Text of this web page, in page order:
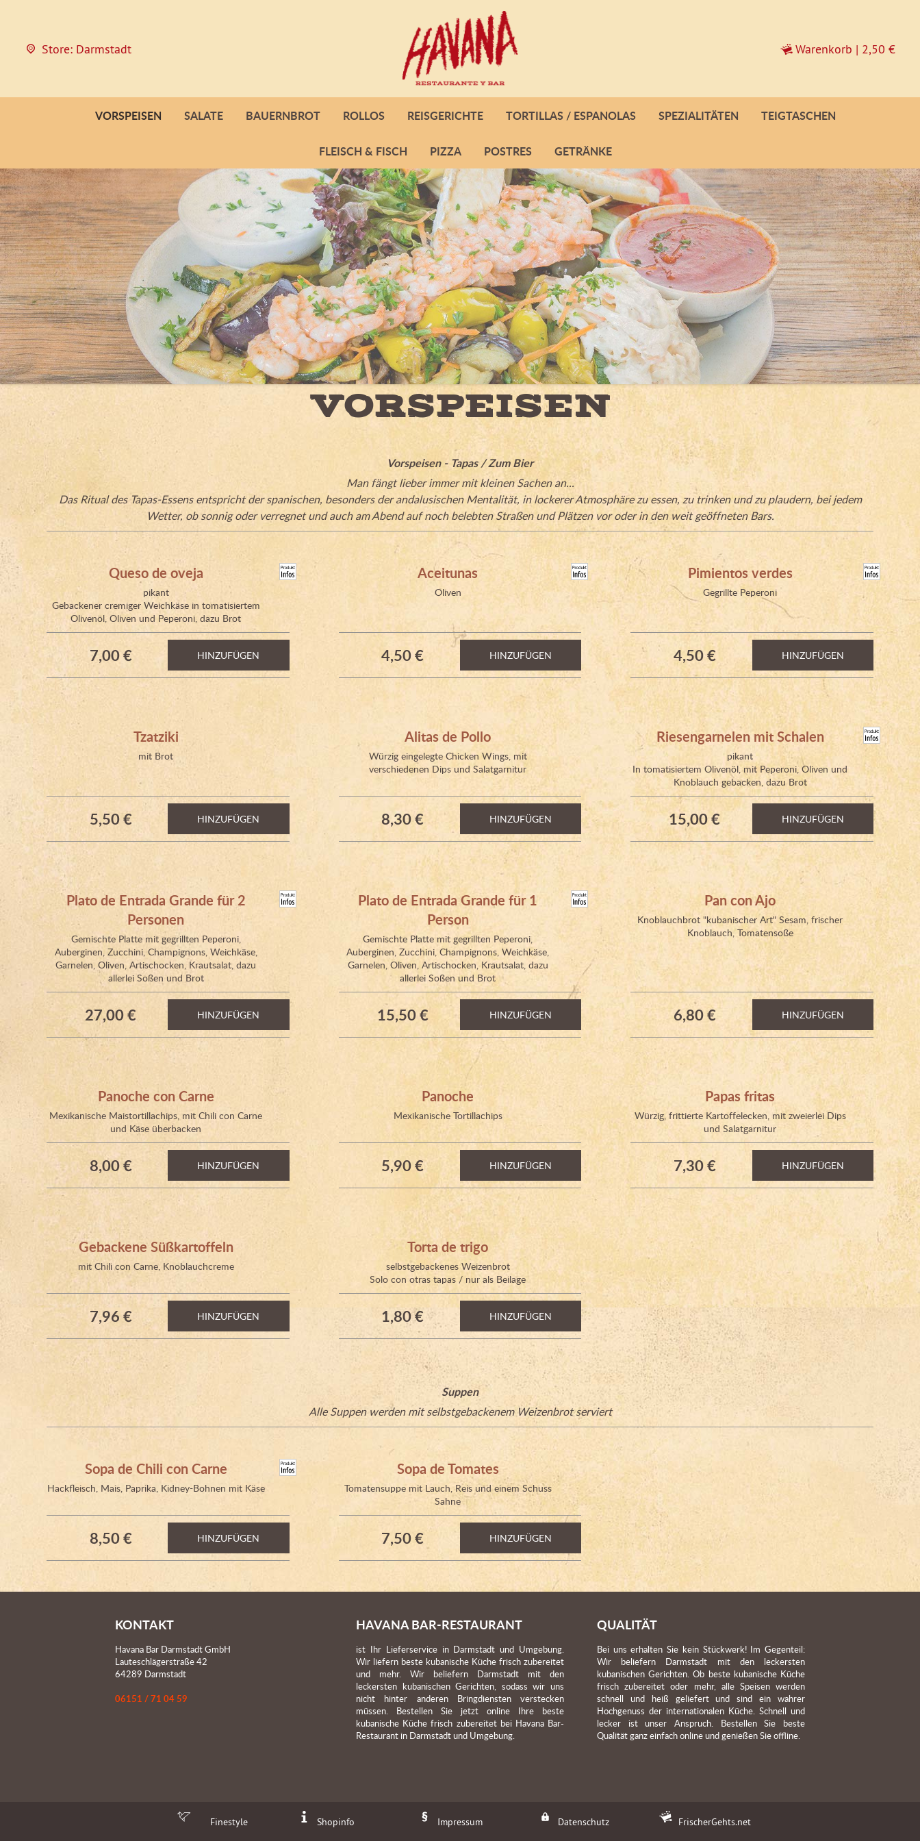
Store: Darmstadt Warenkorb | 2,50 €
VORSPEISEN SALATE BAUERNBROT ROLLOS REISGERICHTE TORTILLAS / ESPANOLAS SPEZIALITÄTEN TEIGTASCHEN
FLEISCH & FISCH PIZZA POSTRES GETRÄNKE
VORSPEISEN
Vorspeisen - Tapas / Zum Bier
Man fängt lieber immer mit kleinen Sachen an...
Das Ritual des Tapas-Essens entspricht der spanischen, besonders der andalusischen Mentalität, in lockerer Atmosphäre zu essen, zu trinken und zu plaudern, bei jedem
Wetter, ob sonnig oder verregnet und auch am Abend auf noch belebten Straßen und Plätzen vor oder in den weit geöffneten Bars.
Queso de oveja
pikant
Gebackener cremiger Weichkäse in tomatisiertem
Olivenöl, Oliven und Peperoni, dazu Brot
7,00 € HINZUFÜGEN
Aceitunas
Oliven
4,50 € HINZUFÜGEN
Pimientos verdes
Gegrillte Peperoni
4,50 € HINZUFÜGEN
Tzatziki
mit Brot
5,50 € HINZUFÜGEN
Alitas de Pollo
Würzig eingelegte Chicken Wings, mit
verschiedenen Dips und Salatgarnitur
8,30 € HINZUFÜGEN
Riesengarnelen mit Schalen
pikant
In tomatisiertem Olivenöl, mit Peperoni, Oliven und
Knoblauch gebacken, dazu Brot
15,00 € HINZUFÜGEN
Plato de Entrada Grande für 2
Personen
Gemischte Platte mit gegrillten Peperoni,
Auberginen, Zucchini, Champignons, Weichkäse,
Garnelen, Oliven, Artischocken, Krautsalat, dazu
allerlei Soßen und Brot
27,00 € HINZUFÜGEN
Plato de Entrada Grande für 1
Person
Gemischte Platte mit gegrillten Peperoni,
Auberginen, Zucchini, Champignons, Weichkäse,
Garnelen, Oliven, Artischocken, Krautsalat, dazu
allerlei Soßen und Brot
15,50 € HINZUFÜGEN
Pan con Ajo
Knoblauchbrot "kubanischer Art" Sesam, frischer
Knoblauch, Tomatensoße
6,80 € HINZUFÜGEN
Panoche con Carne
Mexikanische Maistortillachips, mit Chili con Carne
und Käse überbacken
8,00 € HINZUFÜGEN
Panoche
Mexikanische Tortillachips
5,90 € HINZUFÜGEN
Papas fritas
Würzig, frittierte Kartoffelecken, mit zweierlei Dips
und Salatgarnitur
7,30 € HINZUFÜGEN
Gebackene Süßkartoffeln
mit Chili con Carne, Knoblauchcreme
7,96 € HINZUFÜGEN
Torta de trigo
selbstgebackenes Weizenbrot
Solo con otras tapas / nur als Beilage
1,80 € HINZUFÜGEN
Suppen
Alle Suppen werden mit selbstgebackenem Weizenbrot serviert
Sopa de Chili con Carne
Hackfleisch, Mais, Paprika, Kidney-Bohnen mit Käse
8,50 € HINZUFÜGEN
Sopa de Tomates
Tomatensuppe mit Lauch, Reis und einem Schuss
Sahne
7,50 € HINZUFÜGEN
KONTAKT
Havana Bar Darmstadt GmbH
Lauteschlägerstraße 42
64289 Darmstadt
06151 / 71 04 59
HAVANA BAR-RESTAURANT
ist Ihr Lieferservice in Darmstadt und Umgebung.
Wir liefern beste kubanische Küche frisch zubereitet
und mehr. Wir beliefern Darmstadt mit den
leckersten kubanischen Gerichten, sodass wir uns
nicht hinter anderen Bringdiensten verstecken
müssen. Bestellen Sie jetzt online Ihre beste
kubanische Küche frisch zubereitet bei Havana Bar-
Restaurant in Darmstadt und Umgebung.
QUALITÄT
Bei uns erhalten Sie kein Stückwerk! Im Gegenteil:
Wir beliefern Darmstadt mit den leckersten
kubanischen Gerichten. Ob beste kubanische Küche
frisch zubereitet oder mehr, alle Speisen werden
schnell und heiß geliefert und sind ein wahrer
Hochgenuss der internationalen Küche. Schnell und
lecker ist unser Anspruch. Bestellen Sie beste
Qualität ganz einfach online und genießen Sie offline.
Finestyle Shopinfo Impressum Datenschutz FrischerGehts.net